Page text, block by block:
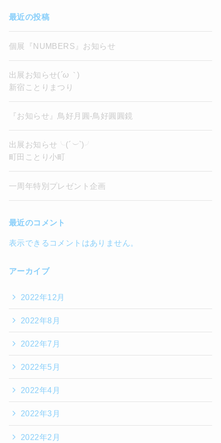
最近の投稿
個展『NUMBERS』お知らせ
出展お知らせ(´ω｀ )
新宿ことりまつり
『お知らせ』鳥好月圓-鳥好圓圓鏡
出展お知らせ╰(´︶`)╯
町田ことり小町
一周年特別プレゼント企画
最近のコメント
表示できるコメントはありません。
アーカイブ
2022年12月
2022年8月
2022年7月
2022年5月
2022年4月
2022年3月
2022年2月